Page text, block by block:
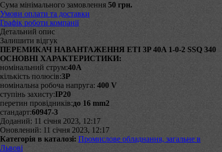
Сума мінімального замовлення 50 грн.
Умови оплати та доставки
Графік роботи компанії
Детальний опис
Залишити відгук
ПЕРЕМИКАЧ НАВАНТАЖЕННЯ ЕТІ 3P 40A 1-0-2 SSQ 340
ОСНОВНІ ХАРАКТЕРИСТИКИ:
номінальний струм:40А
кількість полюсів:3P
номінальна робоча напруга: 400 V
ступінь захисту:IP20
перетин провідників:до 16 mm2
стандарт:60947-3
Доданий: 11 січня 2023, 12:17
Оновлений: 11 січня 2023, 12:17
Категорія в каталозі: Промислове обладнання, загальне в
Львові